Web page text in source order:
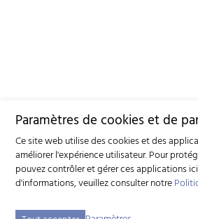
Paramètres de cookies et de
Ce site web utilise des cookies et des
améliorer l'expérience utilisateur. Pour
pouvez contrôler et gérer ces applications
d'informations, veuillez consulter notre